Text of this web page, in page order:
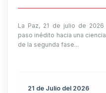
La Paz, 21 de julio de 2026
paso inédito hacia una
de la segunda fase...
21 de Julio del 2026